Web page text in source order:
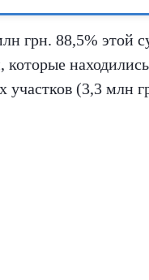
грн. 88,5% этой
(3,3 млн